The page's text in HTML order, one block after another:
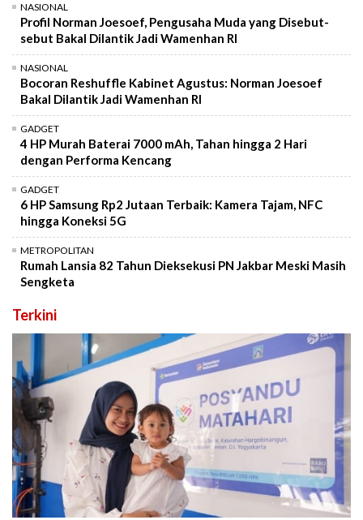
NASIONAL
Profil Norman Joesoef, Pengusaha Muda yang Disebut-
sebut Bakal Dilantik Jadi Wamenhan RI
NASIONAL
Bocoran Reshuffle Kabinet Agustus: Norman Joesoef
Bakal Dilantik Jadi Wamenhan RI
GADGET
4 HP Murah Baterai 7000 mAh, Tahan hingga 2 Hari
dengan Performa Kencang
GADGET
6 HP Samsung Rp2 Jutaan Terbaik: Kamera Tajam, NFC
hingga Koneksi 5G
METROPOLITAN
Rumah Lansia 82 Tahun Dieksekusi PN Jakbar Meski Masih
Sengketa
Terkini